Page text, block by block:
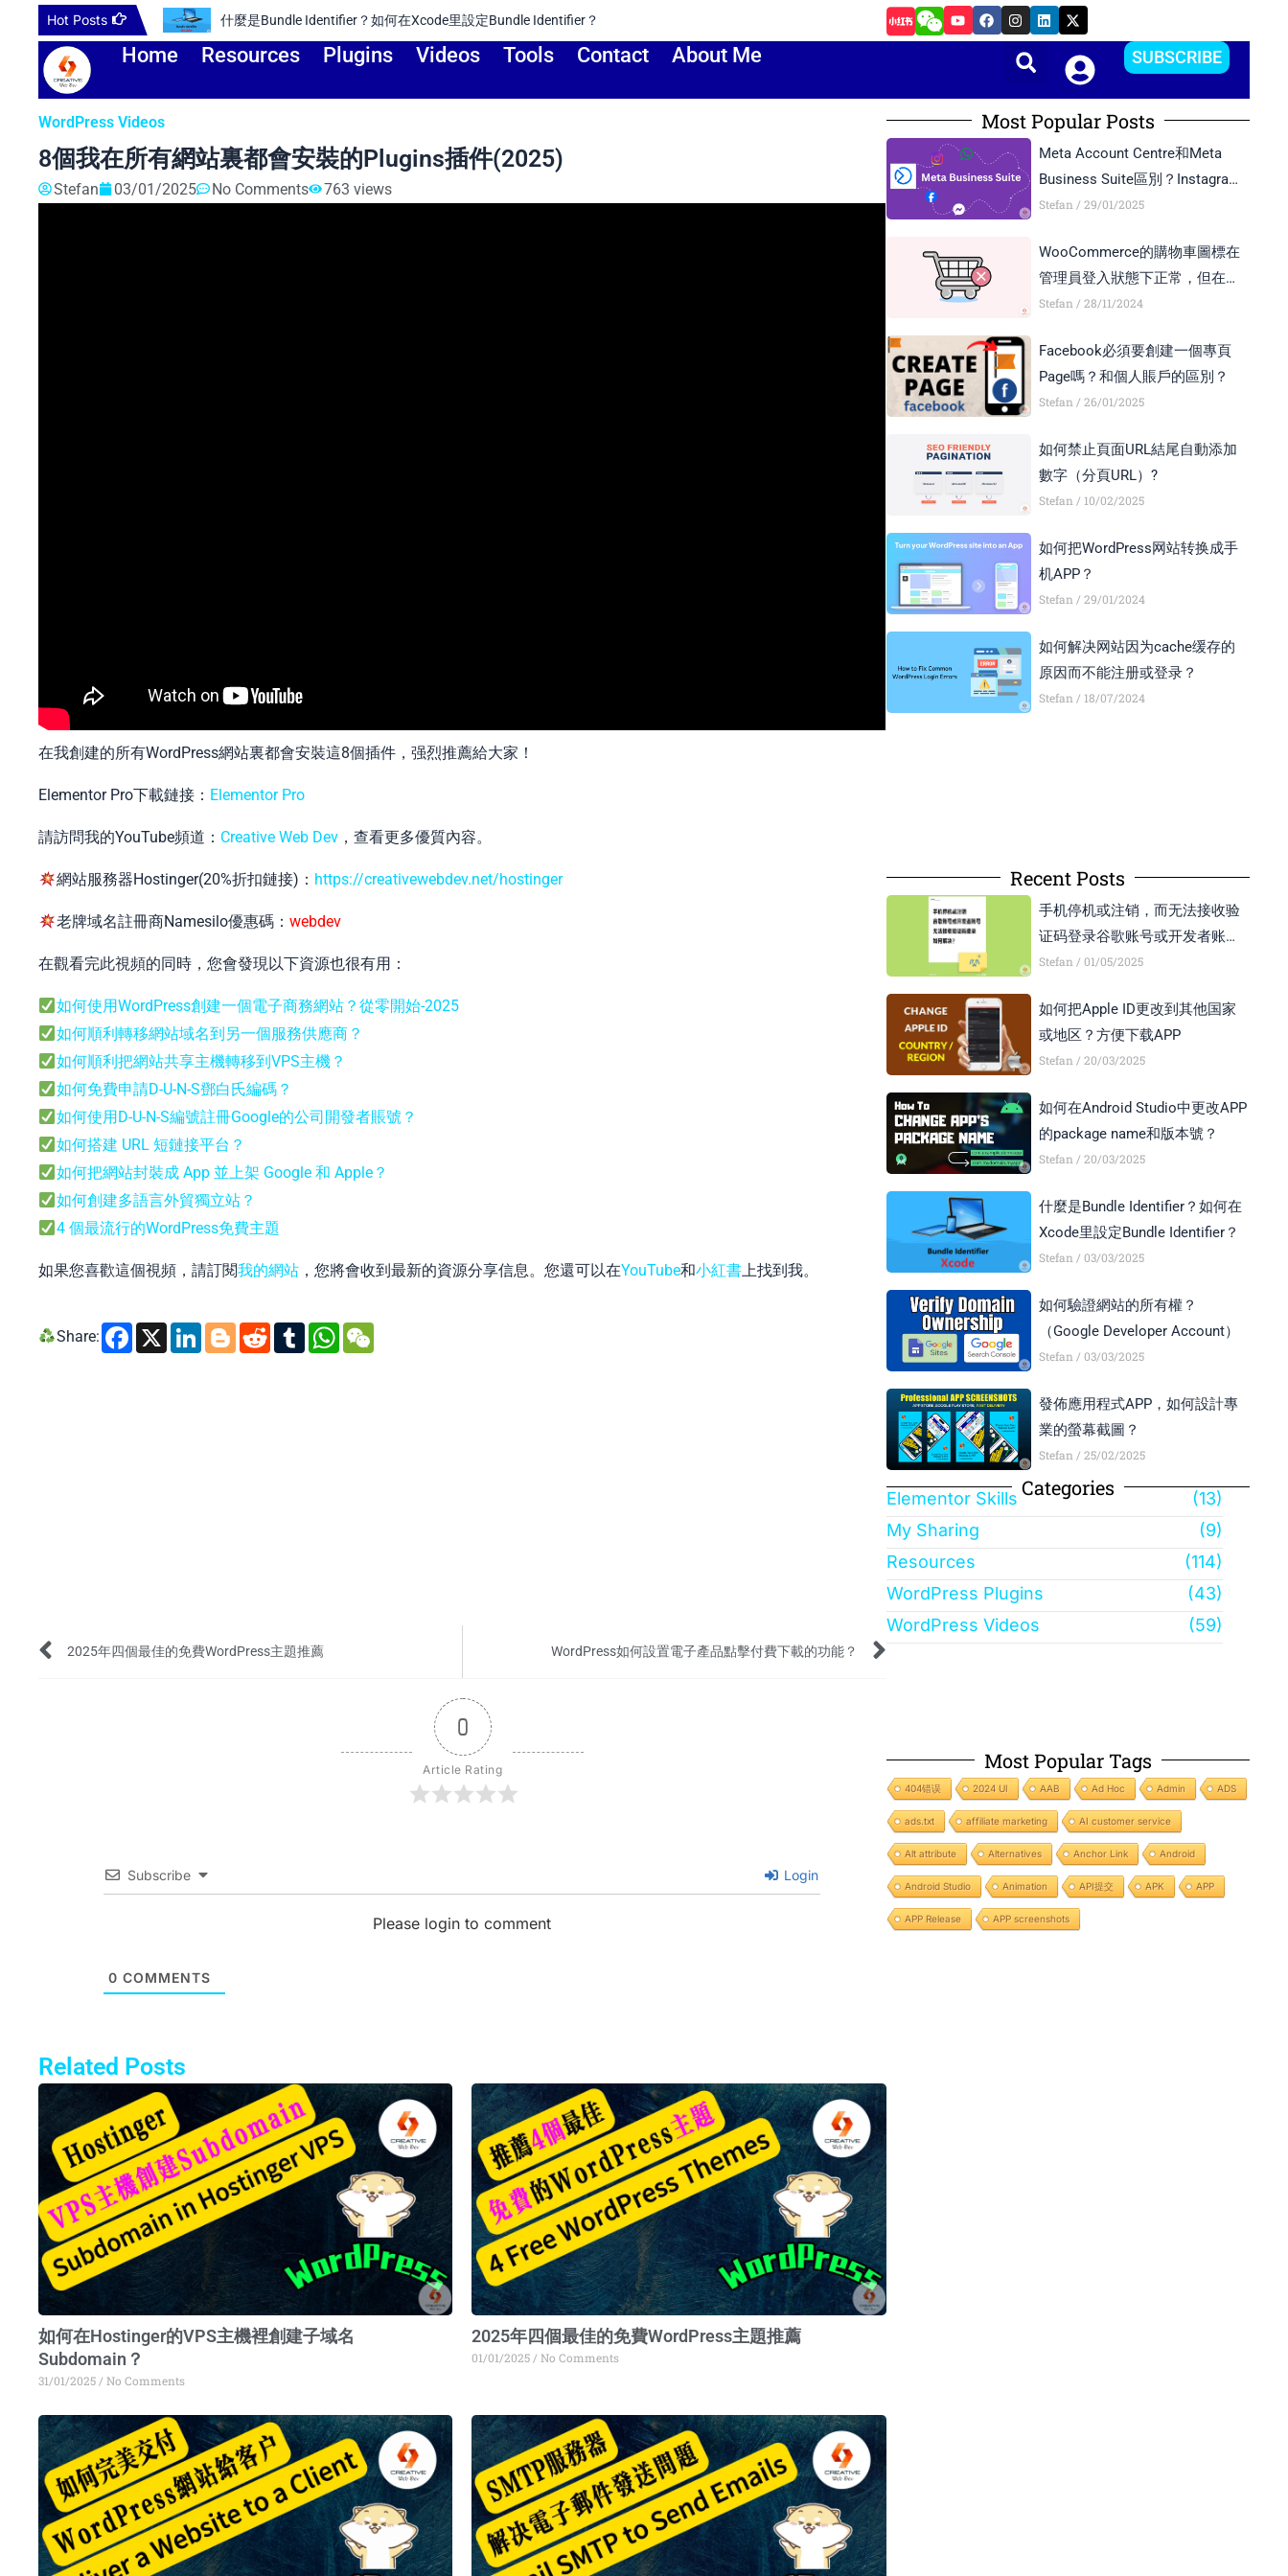
content
Hot Posts
Identifier？ 如何驗證網站的所有權？（Google Developer Account）
Y
o
u
e
F
a
c
o
k
I
n
s
t
a
r
a
m
L
i
n
i
X
-
t
w
i
t
t
e
r
Home Resources Plugins Videos Tools Contact About Me SUBSCRIBE
WordPress Videos
8個我在所有網站裏都會安裝的Plugins插件(2025)
Stefan 03/01/2025 No Comments 763 views
在我創建的所有WordPress網站裏都會安裝這8個插件，强烈推薦給大家！
Elementor Pro下載鏈接： Elementor Pro
請訪問我的YouTube頻道： Creative Web Dev ，查看更多優質內容。
網站服務器Hostinger(20%折扣鏈接)： https://creativewebdev.net/hostinger
老牌域名註冊商Namesilo優惠碼： webdev
在觀看完此視頻的同時，您會發現以下資源也很有用：
如何使用WordPress創建一個電子商務網站？從零開始-2025
如何順利轉移網站域名到另一個服務供應商？
如何順利把網站共享主機轉移到VPS主機？
如何免費申請D-U-N-S鄧白氏編碼？
如何使用D-U-N-S編號註冊Google的公司開發者賬號？
如何搭建 URL 短鏈接平台？
如何把網站封裝成 App 並上架 Google 和 Apple？
如何創建多語言外貿獨立站？
4 個最流行的WordPress免費主題
如果您喜歡這個視頻，請訂閱我的網站 ，您將會收到最新的資源分享信息。您還可以在YouTube和小紅書上找到我。
Share: Facebook
X LinkedIn
Blogger
Reddit
Tumblr
WhatsApp
WeChat
Prev
2025年四個最佳的免費WordPress主題推薦 WordPress如何設置電子產品點擊付費下載的功能？ Next
0
Article Rating
Subscribe Login
Please login to comment
0 COMMENTS
Related Posts
如何在Hostinger的VPS主機裡創建子域名
Subdomain？
31/01/2025 No Comments
2025年四個最佳的免費WordPress主題推薦
01/01/2025 No Comments
Page
Page Page Page
Most Popular Posts
Meta Account Centre和Meta
Business Suite區別？Instagram
Business Account和Creator
Stefan 29/01/2025
WooCommerce的購物車圖標在
管理員登入狀態下正常，但在訪
客模式下顯示異常，如何解決？
Stefan 28/11/2024
Facebook必須要創建一個專頁
Page嗎？和個人賬戶的區別？
Stefan 26/01/2025
如何禁止頁面URL結尾自動添加
數字（分頁URL）?
Stefan 10/02/2025
如何把WordPress网站转换成手
机APP？
Stefan 29/01/2024
如何解决网站因为cache缓存的
原因而不能注册或登录？
Stefan 18/07/2024
Recent Posts
手机停机或注销，而无法接收验
证码登录谷歌账号或开发者账号
怎么办？
Stefan 01/05/2025
如何把Apple ID更改到其他国家
或地区？方便下载APP
Stefan 20/03/2025
如何在Android Studio中更改APP
的package name和版本號？
Stefan 20/03/2025
什麼是Bundle Identifier？如何在
Xcode里設定Bundle Identifier？
Stefan 03/03/2025
如何驗證網站的所有權？
（Google Developer Account）
Stefan 03/03/2025
發佈應用程式APP，如何設計專
業的螢幕截圖？
Stefan 25/02/2025
Categories
Elementor Skills
(13)
My Sharing
(9)
Resources
(114)
WordPress Plugins
(43)
WordPress Videos
(59)
Most Popular Tags
404错误 2024 UI AAB Ad Hoc Admin ADS
ads.txt affiliate marketing AI customer service
Alt attribute Alternatives Anchor Link Android
Android Studio Animation API提交 APK APP
APP Release APP screenshots